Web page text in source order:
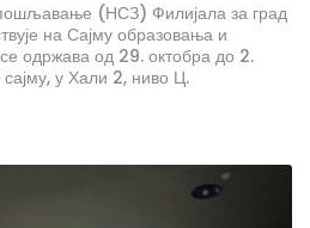
(НСЗ) Филијала за град
на Сајму образовања и
се одржава од 29. октобра до 2.
у Хали 2, ниво Ц.